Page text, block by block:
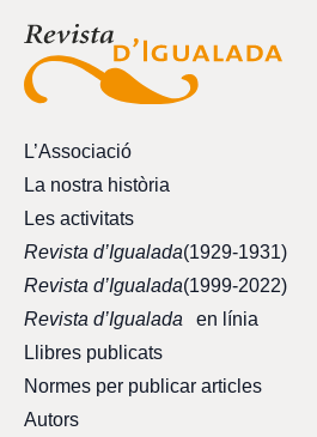
L’Associació
La nostra història
Les activitats
Revista d’Igualada(1929-1931)
Revista d’Igualada(1999-2022)
Revista d’Igualada
en línia
Llibres publicats
Normes per publicar articles
Autors